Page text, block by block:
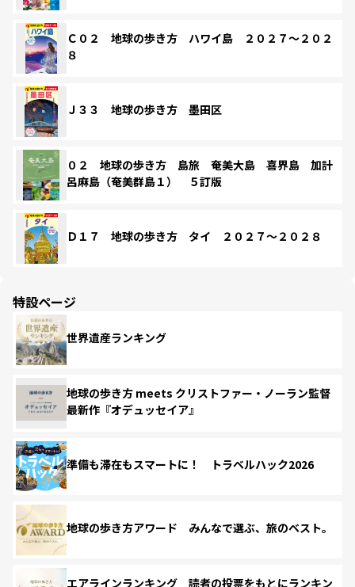
Ｃ０２ 地球の歩き方 ハワイ島 ２０２７～２０２
８
Ｊ３３ 地球の歩き方 墨田区
０２ 地球の歩き方 島旅 奄美大島 喜界島 加計
呂麻島（奄美群島１） ５訂版
Ｄ１７ 地球の歩き方 タイ ２０２７～２０２８
特設ページ
世界遺産ランキング
地球の歩き方 meets クリストファー・ノーラン監督
最新作『オデュッセイア』
準備も滞在もスマートに！ トラベルハック2026
地球の歩き方アワード みんなで選ぶ、旅のベスト。
エアラインランキング 読者の投票をもとにランキン